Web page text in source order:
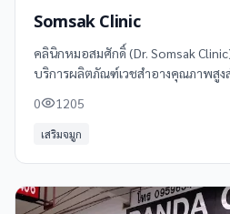
Somsak Clinic
คลินิกหมอสมศักดิ์ (Dr. Somsak
บริการผลิตภัณฑ์เวชสำอางคุณภาพสู
ผิวหนังที่มีประสบการณ์กว่า 40
0 1205
เสริมจมูก